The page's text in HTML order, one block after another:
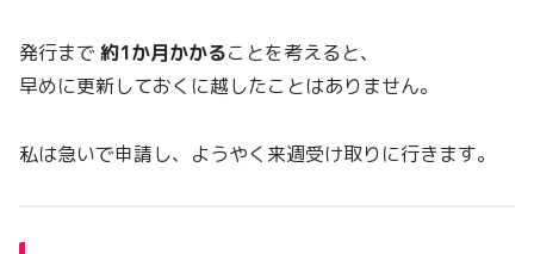
発行まで約1か月かかることを考えると、
早めに更新しておくに越したことはありません。
私は急いで申請し、ようやく来週受け取りに行きます。